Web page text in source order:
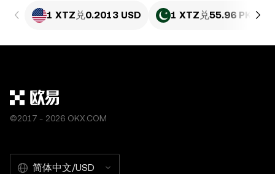
1 XTZ 兑0.2013 USD 1 XTZ 兑55.96 PKR
©2017 - 2026 OKX.COM
简体中文/USD